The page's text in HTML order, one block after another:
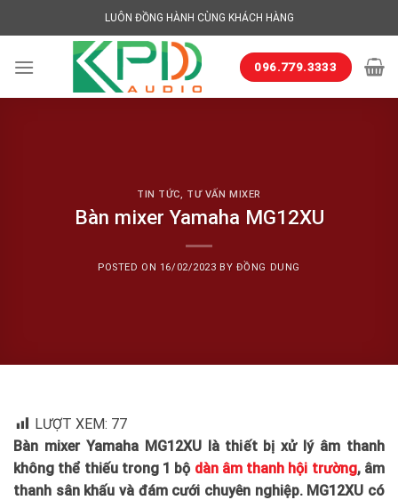
to
LUÔN ĐỒNG HÀNH CÙNG KHÁCH HÀNG
096.779.3333
TIN TỨC, TƯ VẤN MIXER
Bàn mixer Yamaha MG12XU
POSTED ON 16/02/2023 BY ĐỒNG DUNG
LƯỢT XEM: 77
Bàn mixer Yamaha MG12XU là thiết bị xử lý âm thanh
không thể thiếu trong 1 bộ dàn âm thanh hội trường, âm
thanh sân khấu và đám cưới chuyên nghiệp. MG12XU có